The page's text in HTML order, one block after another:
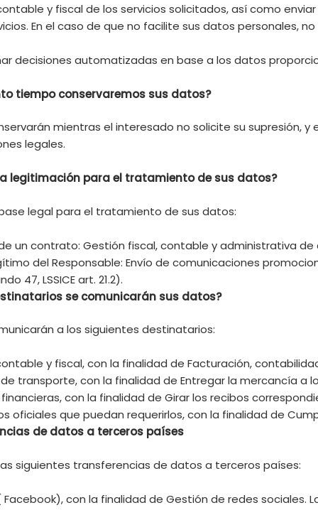
y fiscal de los servicios solicitados, así como
En el caso de que no facilite sus datos personales,
decisiones automatizadas en base a los datos
tiempo conservaremos sus datos?
mientras el interesado no solicite su supresión,
legales.
legitimación para el tratamiento de sus datos?
legal para el tratamiento de sus datos:
un contrato: Gestión fiscal, contable y administrativa de
del Responsable: Envío de comunicaciones
47, LSSICE art. 21.2).
se comunicarán sus datos?
a los siguientes destinatarios:
y fiscal, con la finalidad de Facturación,
transporte, con la finalidad de Entregar la mercancía a
con la finalidad de Girar los recibos
oficiales que puedan requerirlos, con la finalidad de
de datos a terceros países
siguientes transferencias de datos a terceros países:
Facebook), con la finalidad de Gestión de redes sociales.